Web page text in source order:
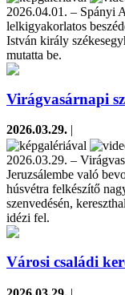
2026.04.01. – Spányi
lelkigyakorlatos
István király
mutatta be.
Virágvasárnapi
2026.03.29. |
2026.03.29. –
Jeruzsálembe való
húsvétra felkészítő
szenvedésén,
idézi fel.
Városi családi